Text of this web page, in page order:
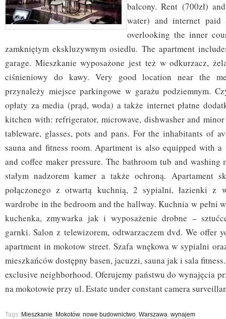
balcony. Rent (700zł)
water) and internet paid
overlooking the inner
zamkniętym ekskluzywnym osiedlu. The apartment
garage. Mieszkanie wyposażone jest też w odkurzacz,
ciśnieniowy do kawy. Very good location near the
przynależy miejsce parkingowe w garażu podziemnym.
opłaty za media (prąd, woda) a także internet płatne
kitchen with: refrigerator, microwave, dishwasher and
tableware, glasses, pots and pans. For the inhabitants of
sauna and fitness room. Apartment is also equipped with
and coffee maker pressure. The bathroom tub and washing
stałym nadzorem kamer a także ochroną. Apartament
połączonego z otwartą kuchnią, 2 sypialni, łazienki z
wardrobe in the bedroom and the hallway. Kuchnia w pełni
kuchenka, zmywarka jak i wyposażenie drobne –
garnki. Salon z telewizorem, odtwarzaczem dvd. We offer
apartment in mokotow street. Szafa wnękowa w sypialni
mieszkańców dostępny basen, jacuzzi, sauna jak i sala
exclusive neighborhood. Oferujemy państwu do wynajęcia
na mokotowie przy ul. Estate under constant camera
Tags: Mieszkanie, Mokotów, nowe budownictwo, Warszawa, wynajem